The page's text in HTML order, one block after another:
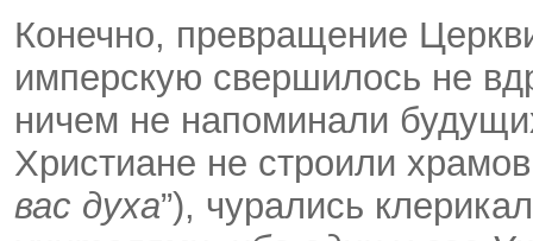
Конечно, превращение
имперскую свершилось не
ничем не напоминали
Христиане не строили
вас духа”), чурались